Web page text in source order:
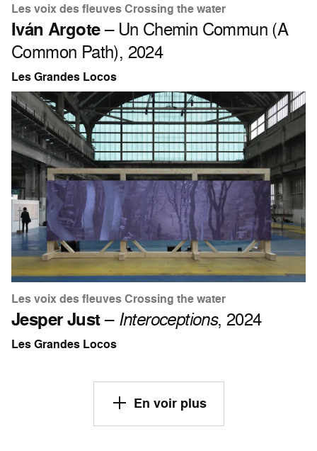
Les voix des fleuves Crossing the water
Iván Argote– Un Chemin Commun (A
Common Path), 2024
Les Grandes Locos
Les voix des fleuves Crossing the water
Jesper Just– Interoceptions, 2024
Les Grandes Locos
En voir plus